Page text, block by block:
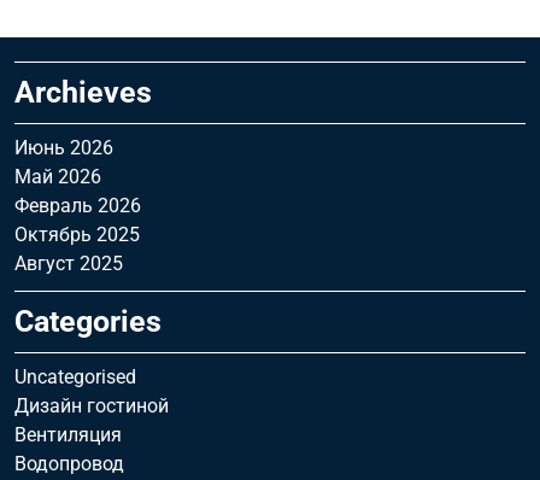
Archieves
Июнь 2026
Май 2026
Февраль 2026
Октябрь 2025
Август 2025
Categories
Uncategorised
Дизайн гостиной
Вентиляция
Водопровод